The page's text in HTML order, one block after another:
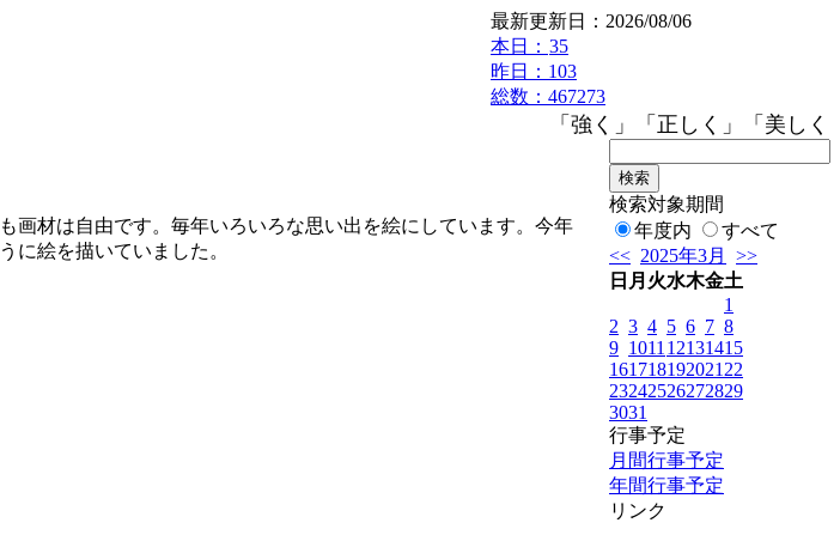
最新更新日：2026/08/06
本日： 35
昨日：103
総数：467273
「強く」「正しく」「美しく
画材は自由です。毎年いろいろな思い出を絵にしています。今年
に絵を描いていました。
検索対象期間
年度内
すべて
<< 2025年3月
>>
日 月 火水木金土
1
2 3 4 5 6 7 8
9 1011 12131415
161718192021 22
23242526272829
3031
行事予定
月間行事予定
年間行事予定
リンク